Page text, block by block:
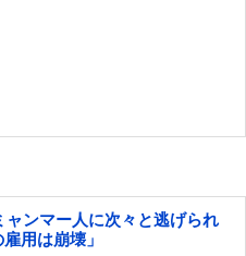
ャンマー人に次々と逃げられ
用は崩壊」